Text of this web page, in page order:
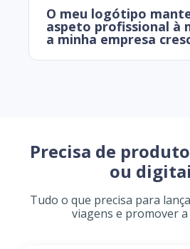
O meu logótipo
aspeto profissional à
a minha empresa
Precisa de
ou
Tudo o que precisa para
viagens e promover a